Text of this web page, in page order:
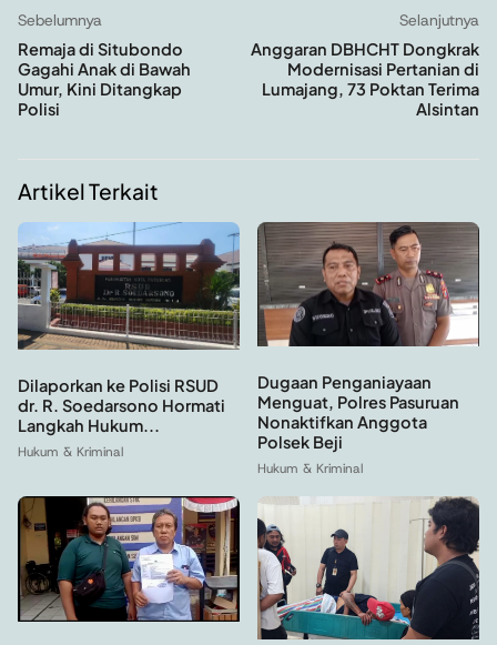
Sebelumnya
Remaja di Situbondo
Gagahi Anak di Bawah
Umur, Kini Ditangkap
Polisi
Selanjutnya
Anggaran DBHCHT Dongkrak
Modernisasi Pertanian di
Lumajang, 73 Poktan Terima
Alsintan
Artikel Terkait
Dilaporkan ke Polisi RSUD
dr. R. Soedarsono Hormati
Langkah Hukum...
Hukum & Kriminal
Dugaan Penganiayaan
Menguat, Polres Pasuruan
Nonaktifkan Anggota
Polsek Beji
Hukum & Kriminal